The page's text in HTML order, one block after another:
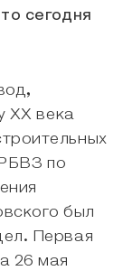
сегодня
XX века
по
был
Первая
26 мая